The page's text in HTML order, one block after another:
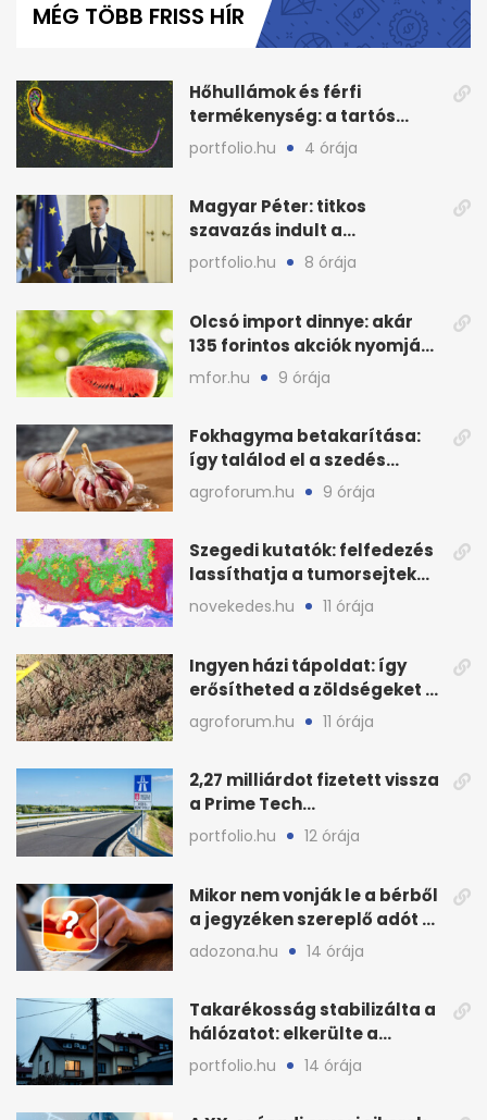
minute,
MÉG TÖBB FRISS HÍR
Hőhullámok és férfi
termékenység: a tartós
hőstressz kimutathatóan
ront
portfolio.hu 4 órája
Magyar Péter: titkos
szavazás indult a
köztársasági elnökjelöltről
portfolio.hu 8 órája
Olcsó import dinnye: akár
135 forintos akciók nyomják
le a piacot
mfor.hu 9 órája
Fokhagyma betakarítása:
így találod el a szedés
legjobb időpontját
agroforum.hu 9 órája
Szegedi kutatók: felfedezés
lassíthatja a tumorsejtek
terjedését
novekedes.hu 11 órája
Ingyen házi tápoldat: így
erősítheted a zöldségeket a
hőhullám után
agroforum.hu 11 órája
2,27 milliárdot fizetett vissza
a Prime Tech
Magántőkealap az
államnak
portfolio.hu 12 órája
Mikor nem vonják le a bérből
a jegyzéken szereplő adót és
járulékot?
adozona.hu 14 órája
Takarékosság stabilizálta a
hálózatot: elkerülte a
sötétséget Magyarország
portfolio.hu 14 órája